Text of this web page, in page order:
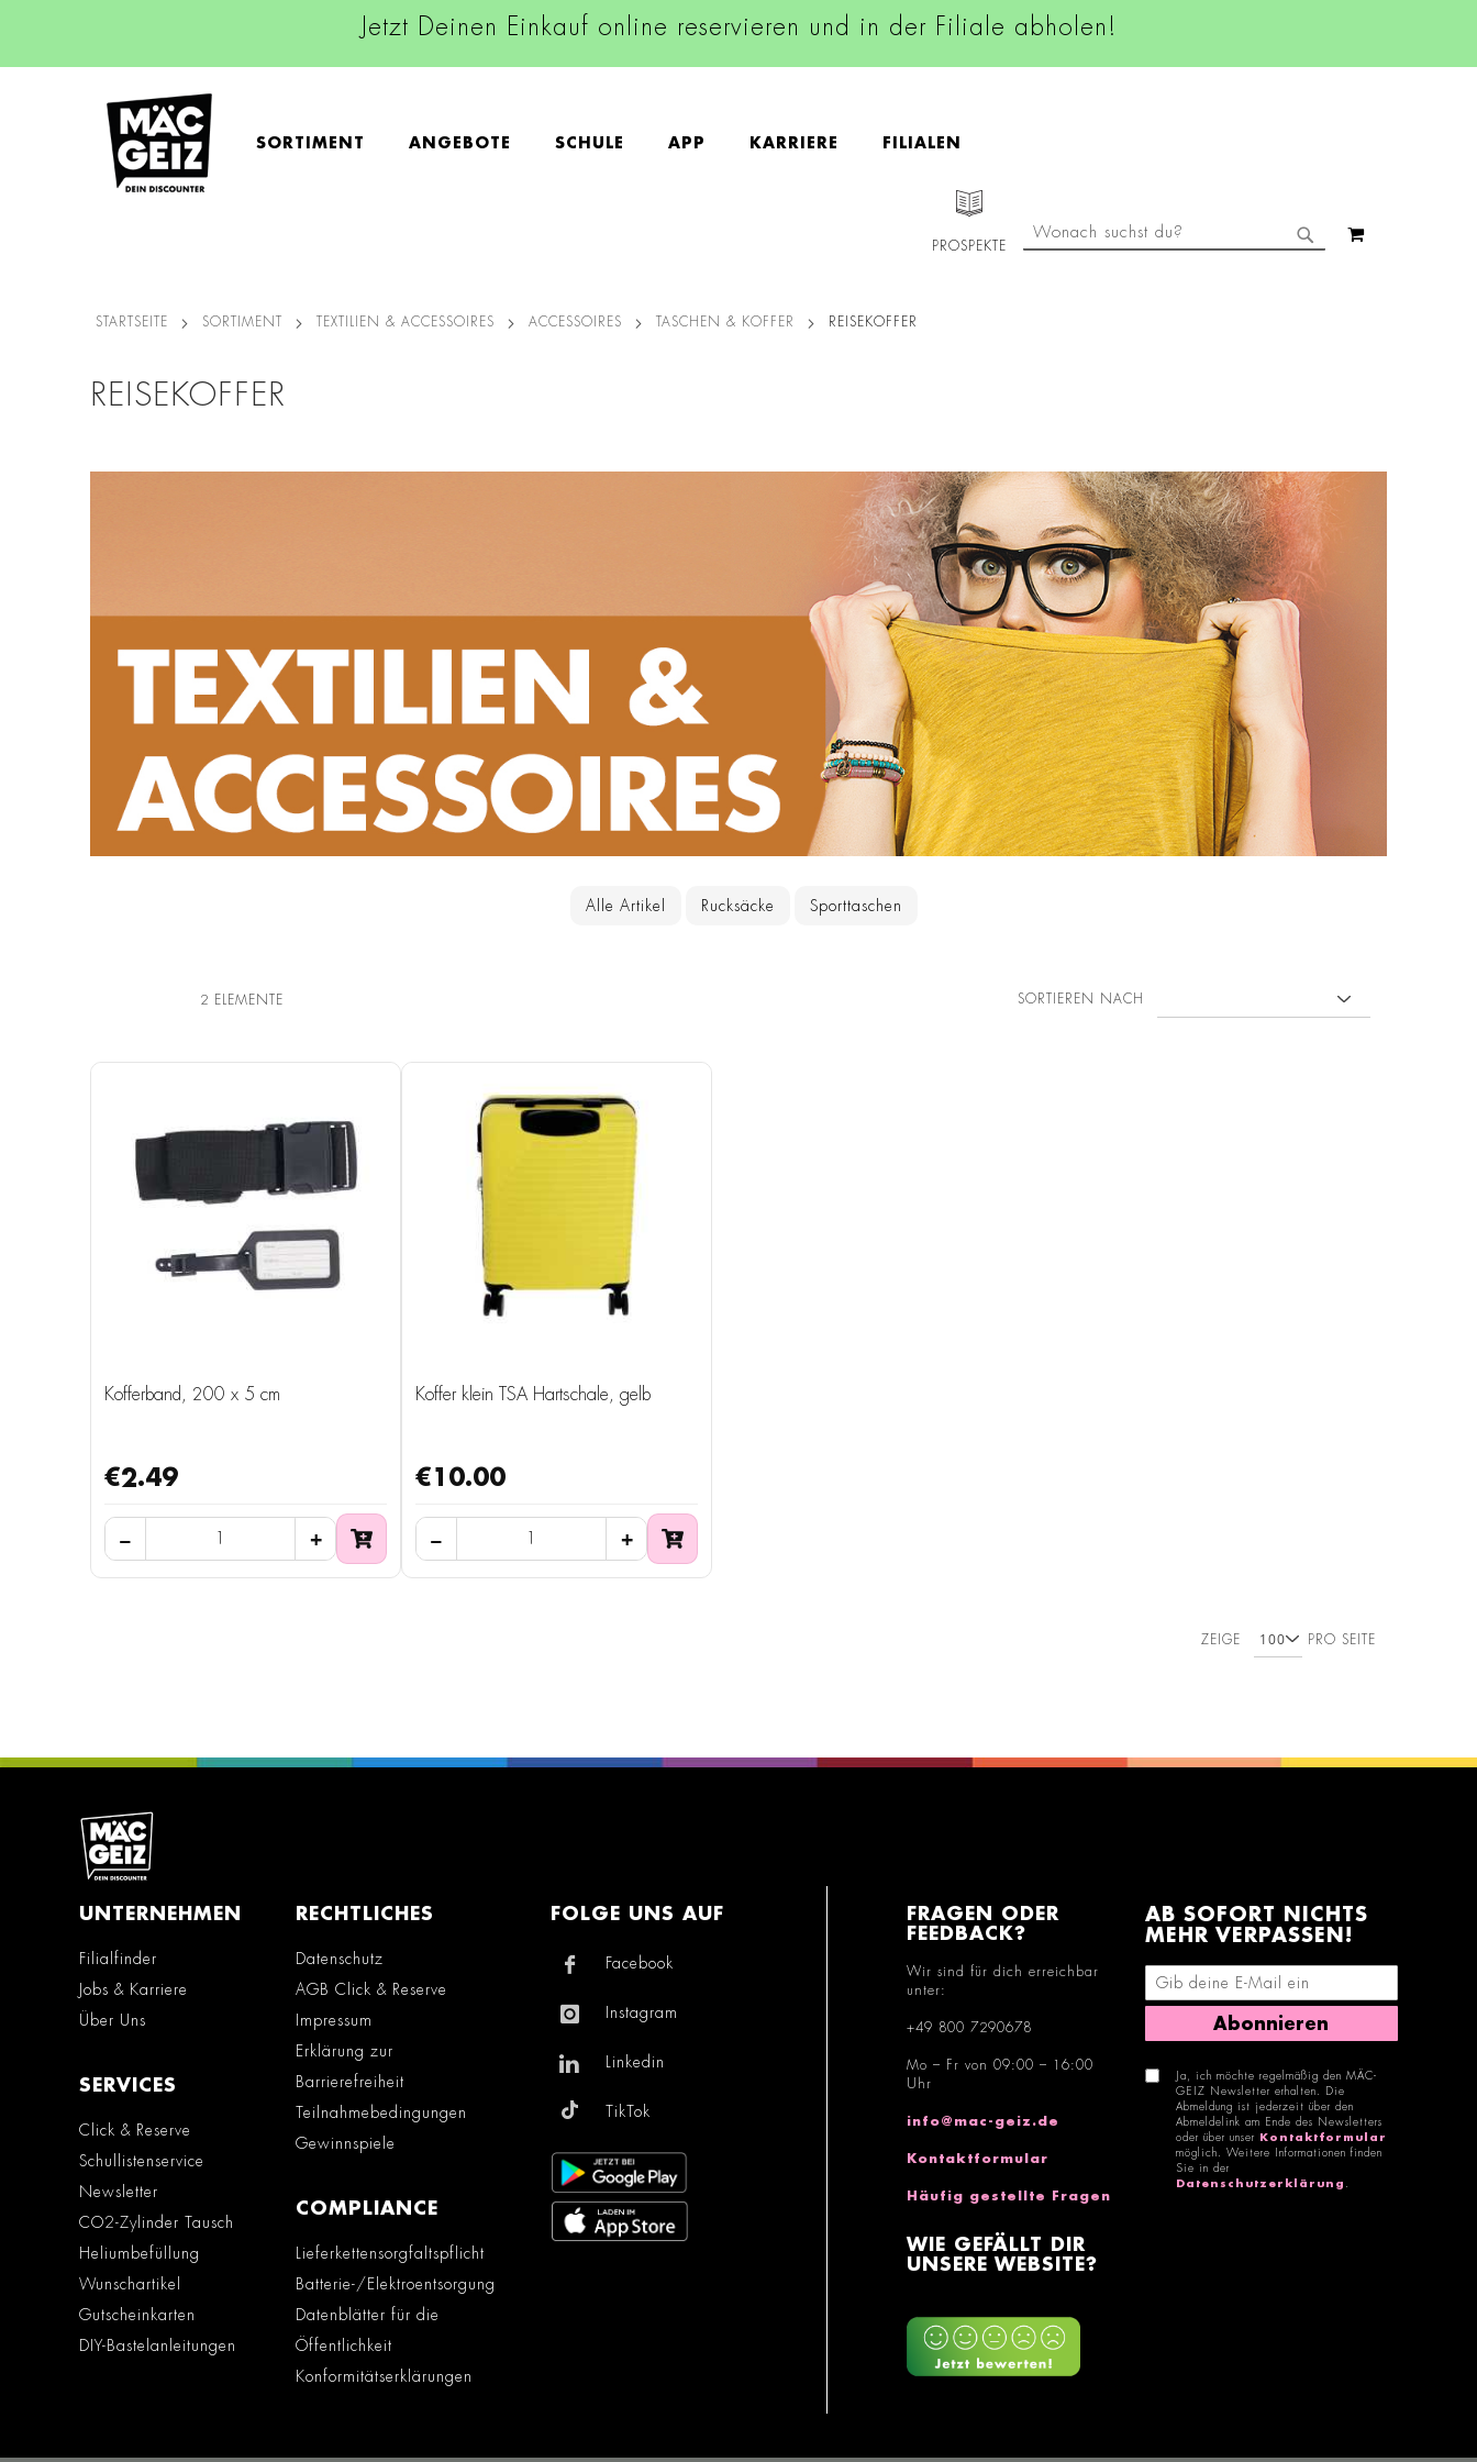
Jetzt Deinen Einkauf online reservieren und in der Filiale abholen!
SORTIMENT ANGEBOTE SCHULE APP KARRIERE FILIALEN
PROSPEKTE
SUCHE
STARTSEITE SORTIMENT TEXTILIEN & ACCESSOIRES ACCESSOIRES TASCHEN & KOFFER REISEKOFFER
REISEKOFFER
Alle Artikel Rucksäcke Sporttaschen
2 ELEMENTE SORTIEREN NACH
Kofferband, 200 x 5 cm
€2.49
Koffer klein TSA Hartschale, gelb
€10.00
ZEIGE PRO SEITE
UNTERNEHMEN
Filialfinder
Jobs & Karriere
Über Uns
SERVICES
Click & Reserve
Schullistenservice
Newsletter
CO2-Zylinder Tausch
Heliumbefüllung
Wunschartikel
Gutscheinkarten
DIY-Bastelanleitungen
RECHTLICHES
Datenschutz
AGB Click & Reserve
Impressum
Erklärung zur
Barrierefreiheit
Teilnahmebedingungen
Gewinnspiele
COMPLIANCE
Lieferkettensorgfaltspflicht
Batterie-/Elektroentsorgung
Datenblätter für die
Öffentlichkeit
Konformitätserklärungen
FOLGE UNS AUF
Facebook
Instagram
Linkedin
TikTok
FRAGEN ODER
FEEDBACK?
Wir sind für dich erreichbar
unter:
+49 800 7290678
Mo – Fr von 09:00 – 16:00
Uhr
info@mac-geiz.de
Kontaktformular
Häufig gestellte Fragen
WIE GEFÄLLT DIR
UNSERE WEBSITE?
AB SOFORT NICHTS
MEHR VERPASSEN!
E-Mail-Adresse eingeben
Abonnieren
Ja, ich möchte regelmäßig den MÄC-
GEIZ Newsletter erhalten. Die
Abmeldung ist jederzeit über den
Abmeldelink am Ende des Newsletters
oder über unser
Kontaktformular
möglich. Weitere Informationen finden
Sie in der
Datenschutzerklärung .